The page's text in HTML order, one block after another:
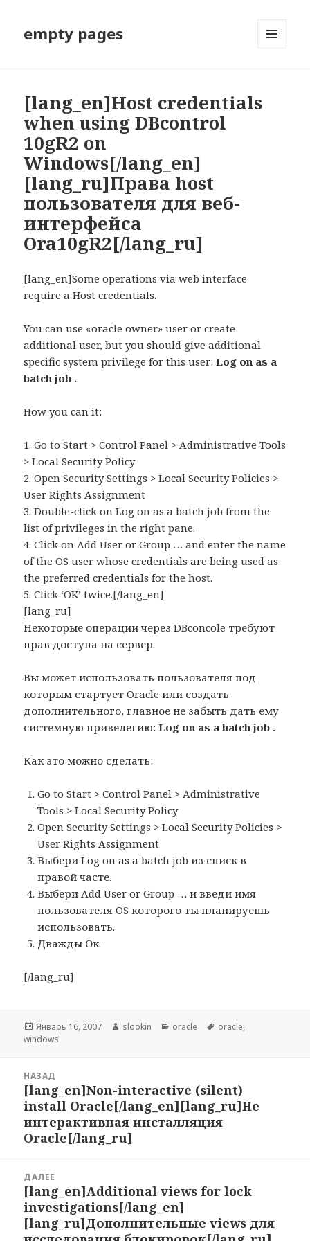
empty pages
[lang_en]Host credentials
when using DBcontrol
10gR2 on
Windows[/lang_en]
[lang_ru]Права host
пользователя для веб-
интерфейса
Ora10gR2[/lang_ru]
[lang_en]Some operations via web interface
require a Host credentials.
You can use «oracle owner» user or create
additional user, but you should give additional
specific system privilege for this user:Log on as a
batch job .
How you can it:
1. Go to Start > Control Panel > Administrative Tools
> Local Security Policy
2. Open Security Settings > Local Security Policies >
User Rights Assignment
3. Double-click on Log on as a batch job from the
list of privileges in the right pane.
4. Click on Add User or Group … and enter the name
of the OS user whose credentials are being used as
the preferred credentials for the host.
5. Click ‘OK’ twice.[/lang_en]
[lang_ru]
Некоторые операции через DBconcole требуют
прав доступа на сервер.
Вы может использовать пользователя под
которым стартует Oracle или создать
дополнительного, главное не забыть дать ему
системную привелегию:Log on as a batch job .
Как это можно сделать:
Go to Start > Control Panel > Administrative
Tools > Local Security Policy
Open Security Settings > Local Security Policies >
User Rights Assignment
Выбери Log on as a batch job из списк в
правой часте.
Выбери Add User or Group … и введи имя
пользователя OS которого ты планируешь
использовать.
Дважды Ок.
[/lang_ru]
Опубликовано
Январь 16, 2007 Автор
slookin Рубрики
oracle Метки
oracle,
windows
записям
НАЗАД
Предыдущая
запись:
[lang_en]Non-interactive (silent)
install Oracle[/lang_en][lang_ru]Не
интерактивная инсталляция
Oracle[/lang_ru]
ДАЛЕЕ
Следующая
запись:
[lang_en]Additional views for lock
investigations[/lang_en]
[lang_ru]Дополнительные views для